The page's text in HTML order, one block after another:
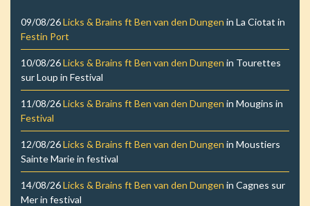
09/08/26Licks & Brains ft Ben van den Dungen in La Ciotat in
Festin Port
10/08/26Licks & Brains ft Ben van den Dungen in Tourettes
sur Loup in Festival
11/08/26Licks & Brains ft Ben van den Dungen in Mougins in
Festival
12/08/26Licks & Brains ft Ben van den Dungen in Moustiers
Sainte Mariein festival
14/08/26Licks & Brains ft Ben van den Dungen in Cagnes sur
Merin festival